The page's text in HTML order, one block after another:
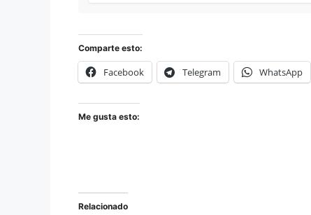
Comparte esto:
Facebook Telegram WhatsApp
Me gusta esto:
Relacionado